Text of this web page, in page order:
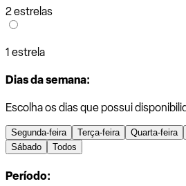
2 estrelas
1 estrela
Dias da semana:
Escolha os dias que possui
Segunda-feira Terça-feira Quarta-feira
Sábado
Todos
Período: